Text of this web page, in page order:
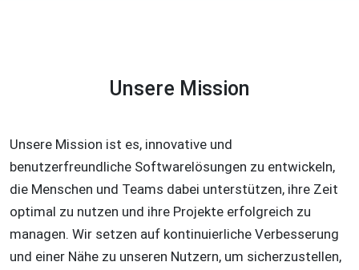
Unsere Mission
Unsere Mission ist es, innovative und
benutzerfreundliche Softwarelösungen zu entwickeln,
die Menschen und Teams dabei unterstützen, ihre Zeit
optimal zu nutzen und ihre Projekte erfolgreich zu
managen. Wir setzen auf kontinuierliche Verbesserung
und einer Nähe zu unseren Nutzern, um sicherzustellen,